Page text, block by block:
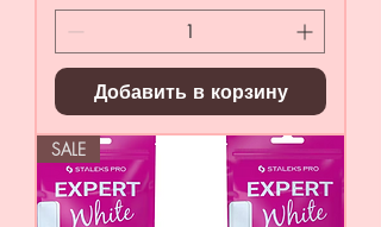
Добавить в корзину
SALE